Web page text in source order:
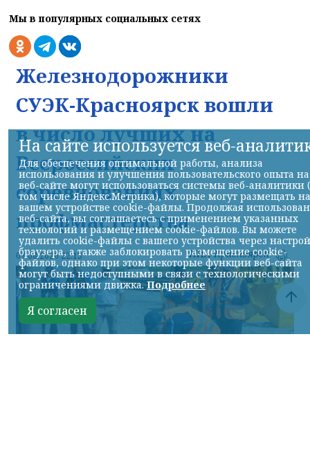
Мы в популярных социальных сетях
Железнодорожники
СУЭК-Красноярск вошли
в число лучших на
Всероссийских
соревнованиях
профмастерства
07.08.2026 22:13 НИА-Красноярск
На сайте используется веб-
Для обеспечения оптимальной работы, анализа
использования и улучшения пользовательского опыта на
веб-сайте могут использоваться системы веб-аналитики
том числе Яндекс.Метрика), которые могут размещать на
вашем устройстве cookie-файлы. Продолжая
веб-сайта, вы соглашаетесь с применением указанных
технологий и размещением cookie-файлов. Вы можете
удалить cookie-файлы с вашего устройства через
браузера, а также заблокировать размещение cookie-
файлов, однако при этом некоторые функции веб-сайта
могут быть недоступными в связи с технологическими
ограничениями движка. Подробнее
Я согласен